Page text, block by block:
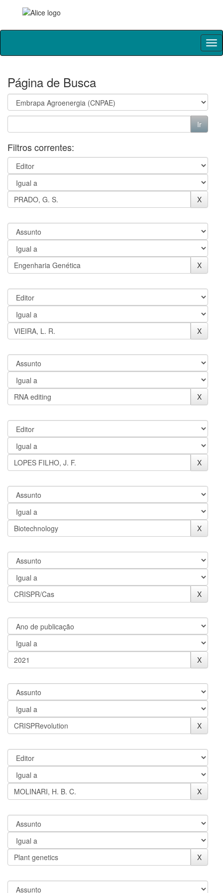
Skip
Página de Busca
Filtros correntes: